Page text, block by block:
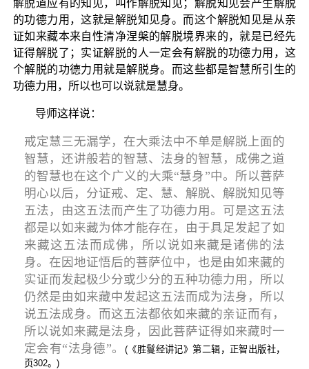
解脱道应有的知见，叫作解脱知见；解脱知见会产生解脱
的功德力用，这就是解脱知见身。而这个解脱知见是从亲
证如来藏本来自性清净涅槃的解脱境界来的，就是已经先
证得解脱了；实证解脱的人一定会有解脱的功德力用，这
个解脱的功德力用就是解脱身。而这些都是智慧所引生的
功德力用，所以也可以说就是慧身。
导师这样说：
戒定慧三无漏学，在大乘法中不单是解脱上面的
智慧，还讲般若的智慧、法身的智慧，成佛之道
的智慧也在这个广义的大乘“慧身”中。所以菩萨
明心以后，分证戒、定、慧、解脱、解脱知见等
五法，由这五法而产生了功德力用。可是这五法
都是以如来藏为体才能存在，由于具足发起了如
来藏这五法而成佛，所以说如来藏是诸佛的法
身。在因地证悟后的菩萨位中，也是由如来藏的
实证而发起极少分或少分的五种功德力用，所以
仍然是由如来藏中发起这五法而成为法身，所以
说五法成身。而这五法都依如来藏的亲证而有，
所以说如来藏是法身，因此菩萨证得如来藏时一
定会有“法身德”。
(《胜鬘经讲记》第二辑，正智出版社，
页302。)